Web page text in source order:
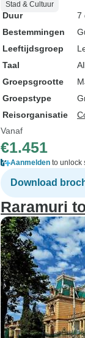
Stad & Cultuur
Duur
7
Bestemmingen
Leeftijdsgroep
Taal
Groepsgrootte
Groepstype
Reisorganisatie
Vanaf
€1.451
Aanmelden to unlock
Download
Raramuri